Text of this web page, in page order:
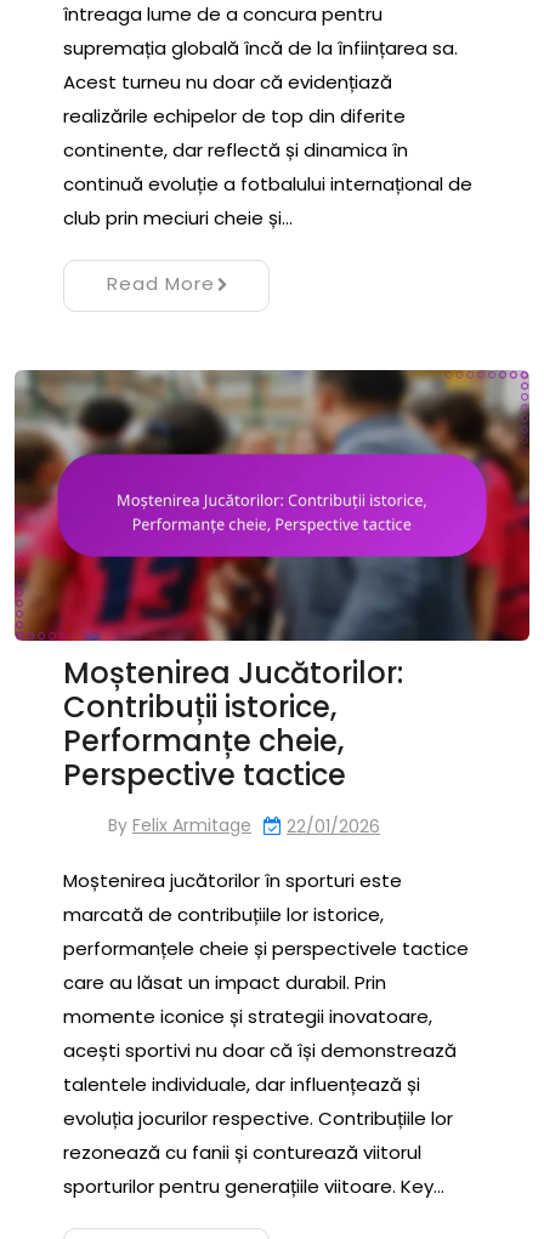
întreaga lume de a concura pentru
supremația globală încă de la înființarea sa.
Acest turneu nu doar că evidențiază
realizările echipelor de top din diferite
continente, dar reflectă și dinamica în
continuă evoluție a fotbalului internațional de
club prin meciuri cheie și…
Read More
Moștenirea Jucătorilor:
Contribuții istorice,
Performanțe cheie,
Perspective tactice
By Felix Armitage 22/01/2026
Moștenirea jucătorilor în sporturi este
marcată de contribuțiile lor istorice,
performanțele cheie și perspectivele tactice
care au lăsat un impact durabil. Prin
momente iconice și strategii inovatoare,
acești sportivi nu doar că își demonstrează
talentele individuale, dar influențează și
evoluția jocurilor respective. Contribuțiile lor
rezonează cu fanii și conturează viitorul
sporturilor pentru generațiile viitoare. Key…